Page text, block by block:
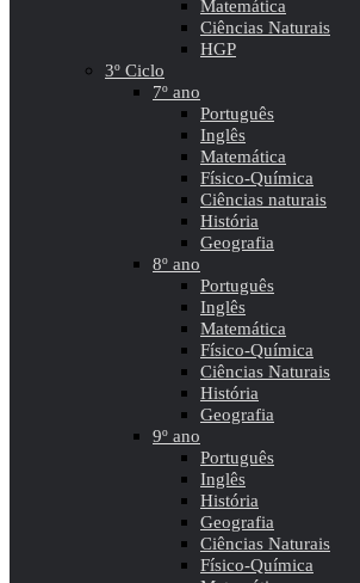
Matemática
Ciências Naturais
HGP
3º Ciclo
7º ano
Português
Inglês
Matemática
Físico-Química
Ciências naturais
História
Geografia
8º ano
Português
Inglês
Matemática
Físico-Química
Ciências Naturais
História
Geografia
9º ano
Português
Inglês
História
Geografia
Ciências Naturais
Físico-Química